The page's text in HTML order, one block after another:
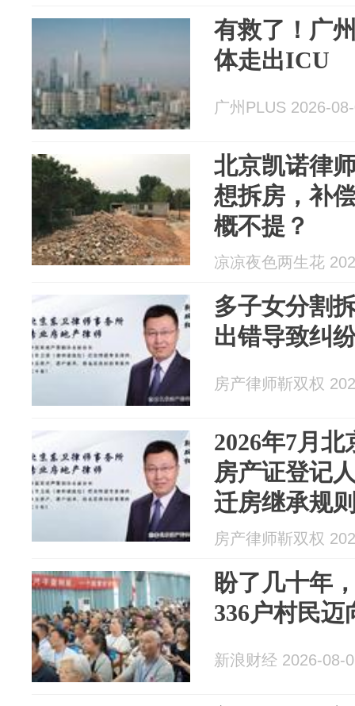
有救了！广
体走出ICU
广州PLUS 2026-
北京凯诺律
想拆房，补
概不提？
凉凉夜色两生花
多子女分割
出错导致纠
房产律师靳双权
2026年7月
房产证登记
迁房继承规
房产律师靳双权
盼了几十年
336户村民迈
新浪财经 2026-08-